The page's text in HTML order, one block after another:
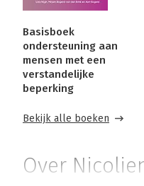
Basisboek
ondersteuning aan
mensen met een
verstandelijke
beperking
Bekijk alle boeken
Over